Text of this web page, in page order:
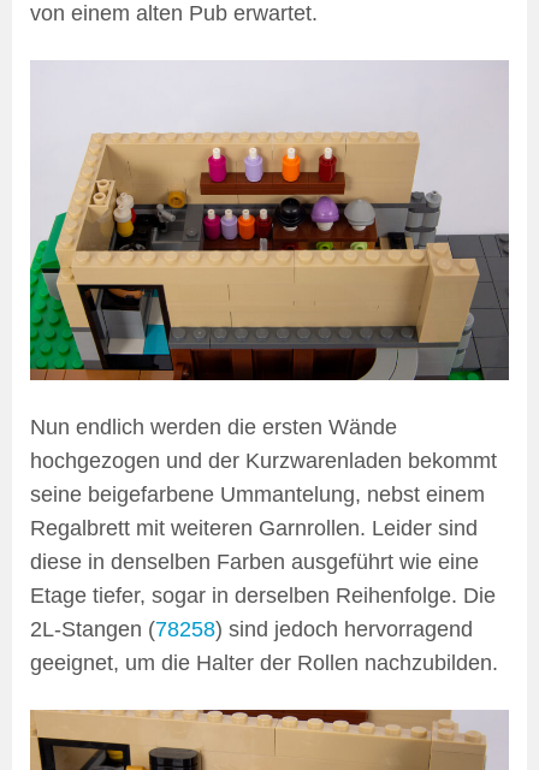
von einem alten Pub erwartet.
Nun endlich werden die ersten Wände
hochgezogen und der Kurzwarenladen bekommt
seine beigefarbene Ummantelung, nebst einem
Regalbrett mit weiteren Garnrollen. Leider sind
diese in denselben Farben ausgeführt wie eine
Etage tiefer, sogar in derselben Reihenfolge. Die
2L-Stangen (78258) sind jedoch hervorragend
geeignet, um die Halter der Rollen nachzubilden.